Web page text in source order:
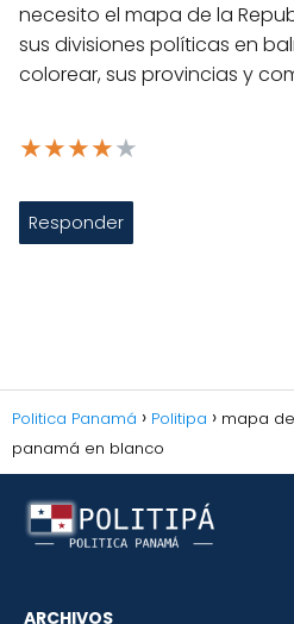
necesito el mapa de la
sus divisiones políticas en
colorear, sus provincias y
★★★★★
Responder
Politica Panamá Politipa
mapa
panamá en blanco
ARCHIVOS